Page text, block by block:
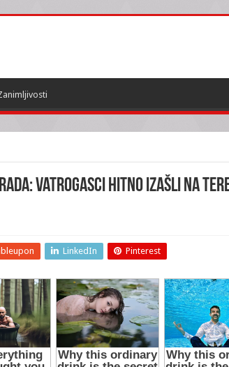
Vatrogasci HITNO izašli na
LinkedIn Pinterest